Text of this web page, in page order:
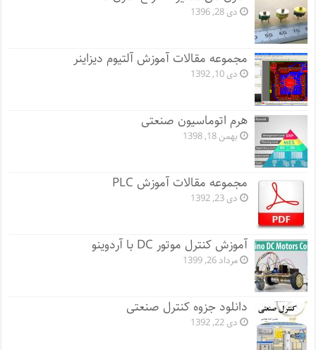
دی 28, 1396
مجموعه مقالات آموزش آلتیوم دیزاینر
دی 10, 1392
هرم اتوماسیون صنعتی
بهمن 18, 1398
مجموعه مقالات آموزش PLC
دی 23, 1392
آموزش کنترل موتور DC با آردوینو
مرداد 26, 1399
دانلود جزوه کنترل صنعتی
دی 22, 1392